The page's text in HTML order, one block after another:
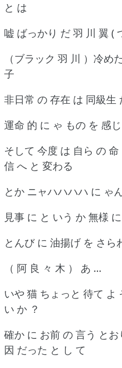
と は
嘘 ばっかり だ 羽 川 翼 (
（ブラック 羽 川 ）冷め
子
非日常 の 存在 は 同級生
運命 的 に ゃ もの を 感
そして 今度 は 自ら の
信 へ と 変わる
とか ニャハハハハ に ゃ
見事 に と いう か 無様
とんび に 油揚げ を さら
（ 阿 良 々 木 ） あ …
いや 猫 ちょっと 待て よ
い か ？
確か に お前 の 言う と
因 だった と し て